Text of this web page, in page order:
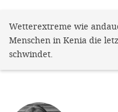
Wetterextreme wie
Menschen in Kenia die
schwindet.